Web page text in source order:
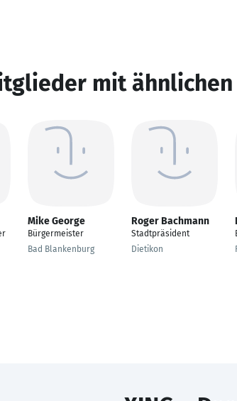
mit
Mike George
Bürgermeister
Bad Blankenburg
Roger Bachmann
Stadtpräsident
Dietikon